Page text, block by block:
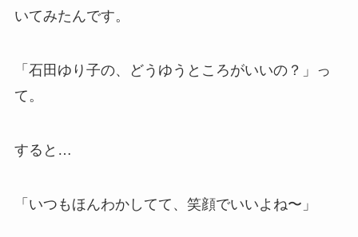
いてみたんです。
「石田ゆり子の、どうゆうところがいいの？」っ
て。
すると…
「いつもほんわかしてて、笑顔でいいよね〜」